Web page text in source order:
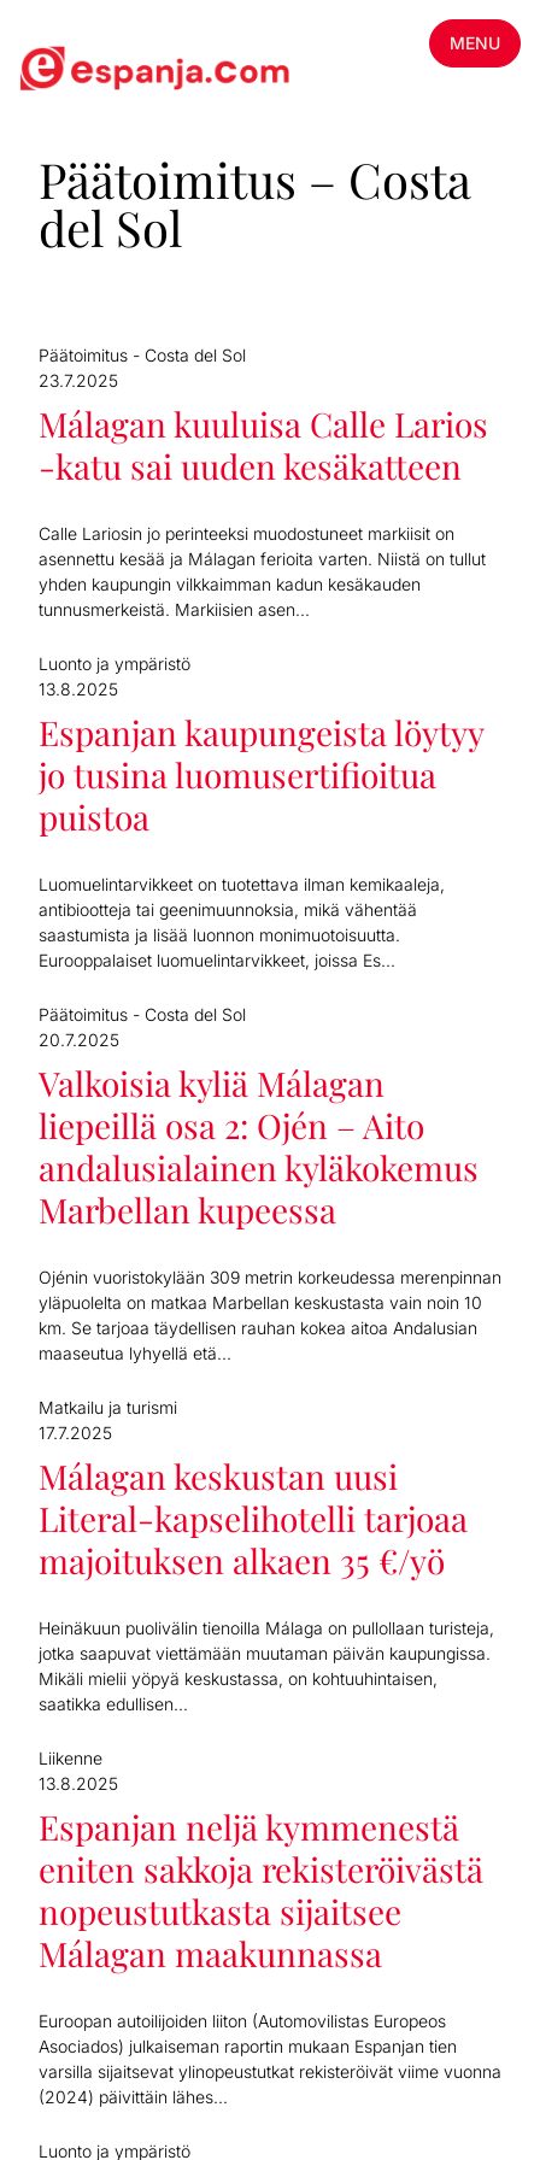
MENU
Päätoimitus – Costa
del Sol
Päätoimitus - Costa del Sol
23.7.2025
Málagan kuuluisa Calle Larios
-katu sai uuden kesäkatteen
Calle Lariosin jo perinteeksi muodostuneet markiisit on
asennettu kesää ja Málagan ferioita varten. Niistä on tullut
yhden kaupungin vilkkaimman kadun kesäkauden
tunnusmerkeistä. Markiisien asen...
Luonto ja ympäristö
13.8.2025
Espanjan kaupungeista löytyy
jo tusina luomusertifioitua
puistoa
Luomuelintarvikkeet on tuotettava ilman kemikaaleja,
antibiootteja tai geenimuunnoksia, mikä vähentää
saastumista ja lisää luonnon monimuotoisuutta.
Eurooppalaiset luomuelintarvikkeet, joissa Es...
Päätoimitus - Costa del Sol
20.7.2025
Valkoisia kyliä Málagan
liepeillä osa 2: Ojén – Aito
andalusialainen kyläkokemus
Marbellan kupeessa
Ojénin vuoristokylään 309 metrin korkeudessa merenpinnan
yläpuolelta on matkaa Marbellan keskustasta vain noin 10
km. Se tarjoaa täydellisen rauhan kokea aitoa Andalusian
maaseutua lyhyellä etä...
Matkailu ja turismi
17.7.2025
Málagan keskustan uusi
Literal-kapselihotelli tarjoaa
majoituksen alkaen 35 €/yö
Heinäkuun puolivälin tienoilla Málaga on pullollaan turisteja,
jotka saapuvat viettämään muutaman päivän kaupungissa.
Mikäli mielii yöpyä keskustassa, on kohtuuhintaisen,
saatikka edullisen...
Liikenne
13.8.2025
Espanjan neljä kymmenestä
eniten sakkoja rekisteröivästä
nopeustutkasta sijaitsee
Málagan maakunnassa
Euroopan autoilijoiden liiton (Automovilistas Europeos
Asociados) julkaiseman raportin mukaan Espanjan tien
varsilla sijaitsevat ylinopeustutkat rekisteröivät viime vuonna
(2024) päivittäin lähes...
Luonto ja ympäristö